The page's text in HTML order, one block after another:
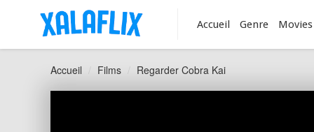
Accueil Genre Movies
Accueil Films Regarder Cobra Kai